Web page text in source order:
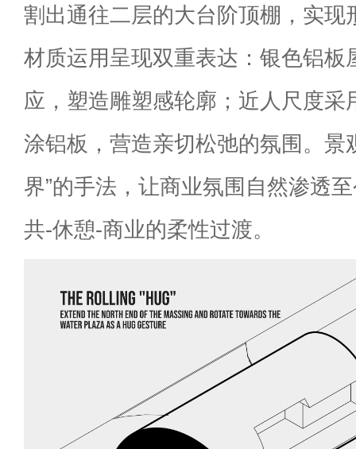
割出通往二层的大台阶顶棚，实现
材质运用呈现双重表达：银色铝板
应，塑造雕塑感轮廓；近人尺度采
涂铝板，营造亲切松弛的氛围。景
界”的手法，让商业氛围自然渗透
共-休憩-商业的柔性过渡。